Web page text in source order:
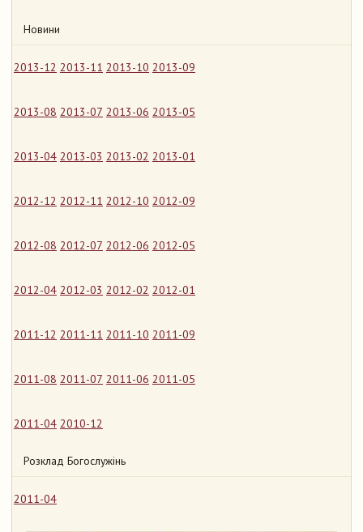
Новини
2013-12 2013-11 2013-10 2013-09
2013-08 2013-07 2013-06 2013-05
2013-04 2013-03 2013-02 2013-01
2012-12 2012-11 2012-10 2012-09
2012-08 2012-07 2012-06 2012-05
2012-04 2012-03 2012-02 2012-01
2011-12 2011-11 2011-10 2011-09
2011-08 2011-07 2011-06 2011-05
2011-04 2010-12
Розклад Богослужінь
2011-04